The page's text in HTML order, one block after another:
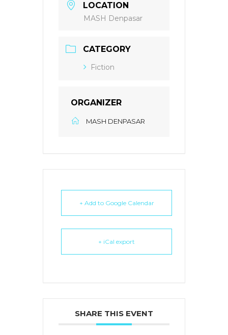
LOCATION
MASH Denpasar
CATEGORY
Fiction
ORGANIZER
MASH DENPASAR
+ Add to Google Calendar
+ iCal export
SHARE THIS EVENT